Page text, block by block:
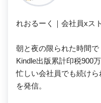
れおるーく｜会社員xス
朝と夜の限られた時間で
Kindle出版累計印税900万
忙しい会社員でも続け
を発信。